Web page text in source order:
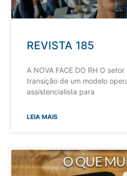
REVISTA 185
A NOVA FACE DO RH O
transição de um modelo
assistencialista para
LEIA MAIS